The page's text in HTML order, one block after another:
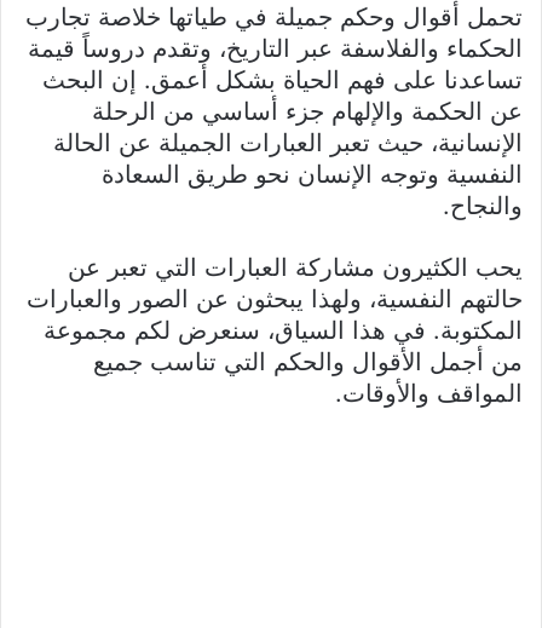
تحمل أقوال وحكم جميلة في طياتها خلاصة تجارب
الحكماء والفلاسفة عبر التاريخ، وتقدم دروساً قيمة
تساعدنا على فهم الحياة بشكل أعمق. إن البحث
عن الحكمة والإلهام جزء أساسي من الرحلة
الإنسانية، حيث تعبر العبارات الجميلة عن الحالة
النفسية وتوجه الإنسان نحو طريق السعادة
والنجاح.
يحب الكثيرون مشاركة العبارات التي تعبر عن
حالتهم النفسية، ولهذا يبحثون عن الصور والعبارات
المكتوبة. في هذا السياق، سنعرض لكم مجموعة
من أجمل الأقوال والحكم التي تناسب جميع
المواقف والأوقات.